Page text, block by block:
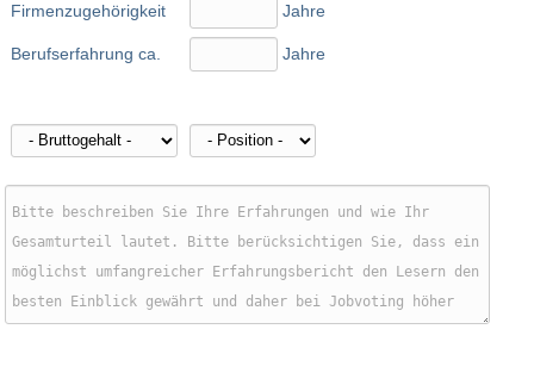
Firmenzugehörigkeit
Berufserfahrung ca.
Jahre
Jahre